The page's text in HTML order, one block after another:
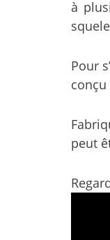
à
Pour
peut